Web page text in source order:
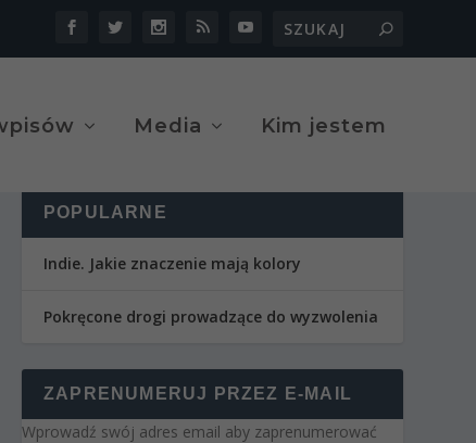
Media Kim jestem
POPULARNE
Indie. Jakie znaczenie mają kolory
Pokręcone drogi prowadzące do wyzwolenia
ZAPRENUMERUJ PRZEZ E-MAIL
Wprowadź swój adres email aby zaprenumerować